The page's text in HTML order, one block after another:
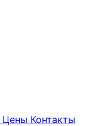
Цены Контакты